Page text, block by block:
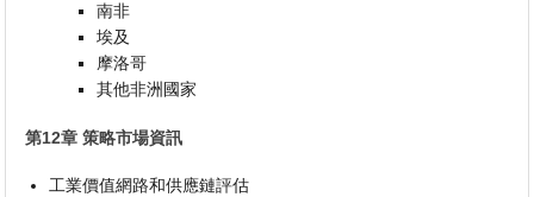
南非
埃及
摩洛哥
其他非洲國家
第12章 策略市場資訊
工業價值網路和供應鏈評估